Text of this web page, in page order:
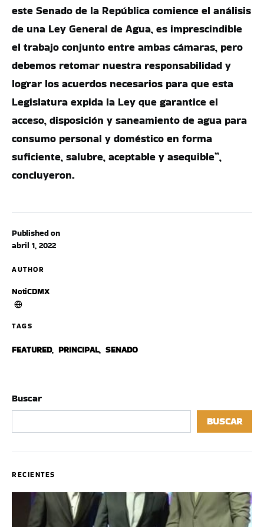
Published on
abril 1, 2022
AUTHOR
NotiCDMX
TAGS
FEATURED, PRINCIPAL, SENADO
este Senado de la República comience el análisis
de una Ley General de Agua, es imprescindible
el trabajo conjunto entre ambas cámaras, pero
debemos retomar nuestra responsabilidad y
lograr los acuerdos necesarios para que esta
Legislatura expida la Ley que garantice el
acceso, disposición y saneamiento de agua para
consumo personal y doméstico en forma
suficiente, salubre, aceptable y asequible”,
concluyeron.
Buscar
BUSCAR
RECIENTES